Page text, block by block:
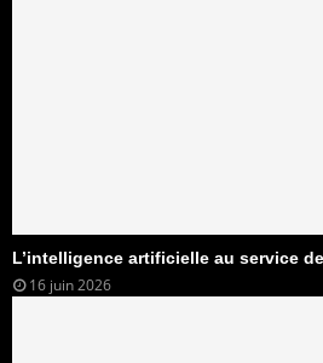
L’intelligence artificielle au service
16 juin 2026